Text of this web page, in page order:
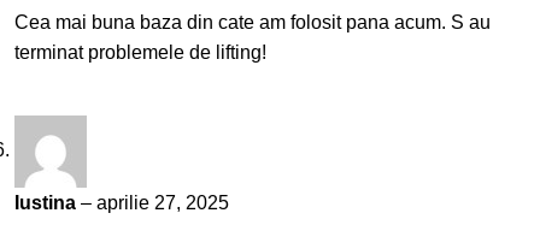
Cea mai buna baza din cate am folosit pana acum. S au
terminat problemele de lifting!
Iustina – aprilie 27, 2025